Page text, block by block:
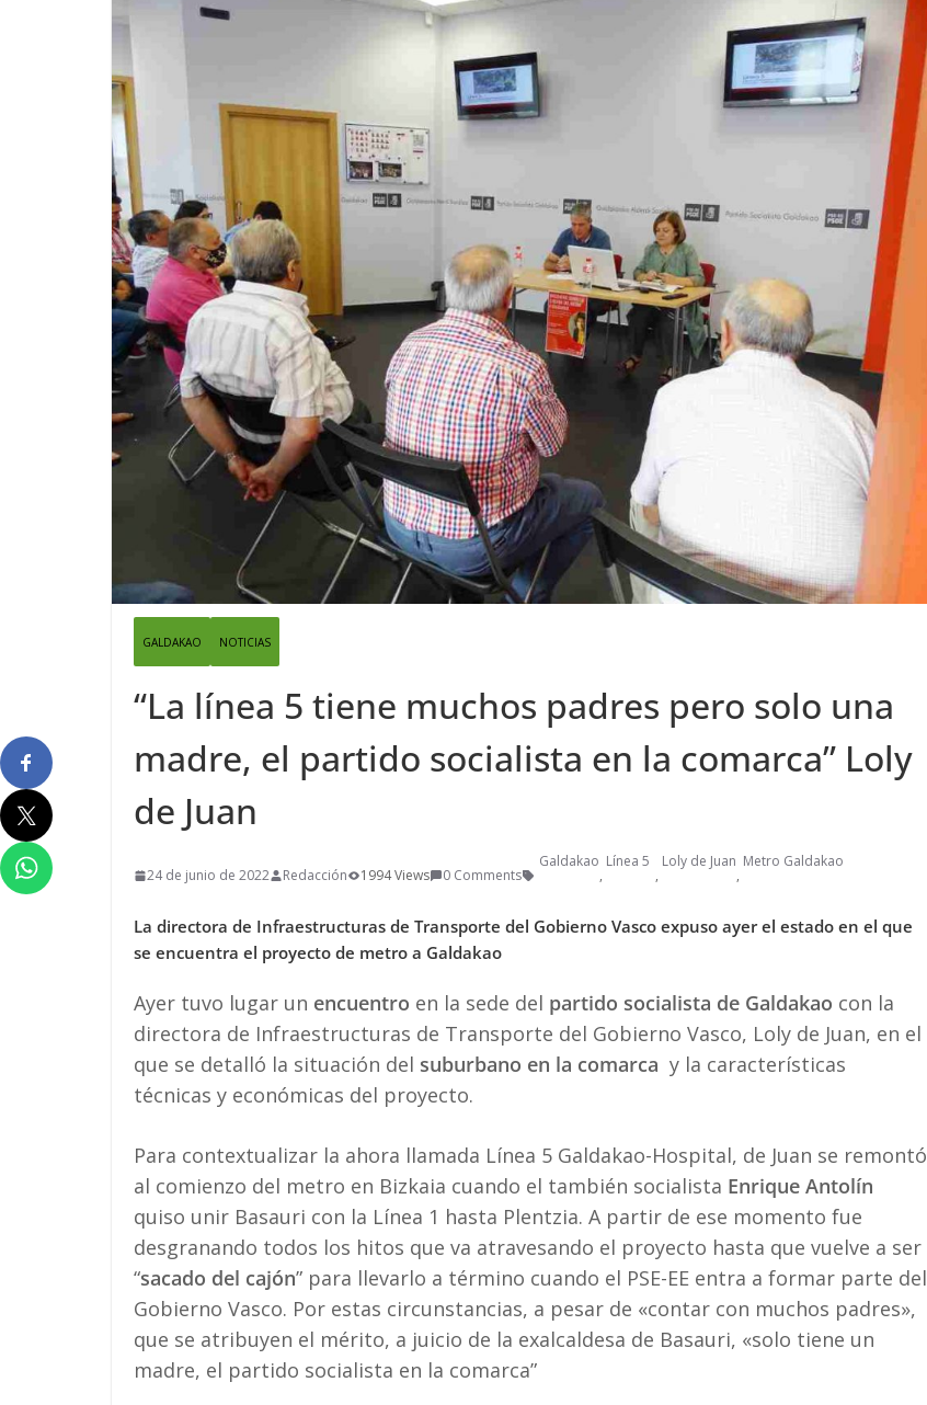
GALDAKAO NOTICIAS
“La línea 5 tiene muchos padres pero solo una
madre, el partido socialista en la comarca” Loly
de Juan
24 de junio de 2022 Redacción 1994 Views 0 Comments
Galdakao
,
Línea 5
,
Loly de Juan
,
Metro Galdakao
La directora de Infraestructuras de Transporte del Gobierno Vasco expuso ayer el estado en el que
se encuentra el proyecto de metro a Galdakao
Ayer tuvo lugar un encuentro en la sede del partido socialista de Galdakao con la
directora de Infraestructuras de Transporte del Gobierno Vasco, Loly de Juan, en el
que se detalló la situación del suburbano en la comarca y la características
técnicas y económicas del proyecto.
Para contextualizar la ahora llamada Línea 5 Galdakao-Hospital, de Juan se remontó
al comienzo del metro en Bizkaia cuando el también socialista Enrique Antolín
quiso unir Basauri con la Línea 1 hasta Plentzia. A partir de ese momento fue
desgranando todos los hitos que va atravesando el proyecto hasta que vuelve a ser
“sacado del cajón” para llevarlo a término cuando el PSE-EE entra a formar parte del
Gobierno Vasco. Por estas circunstancias, a pesar de «contar con muchos padres»,
que se atribuyen el mérito, a juicio de la exalcaldesa de Basauri, «solo tiene un
madre, el partido socialista en la comarca”